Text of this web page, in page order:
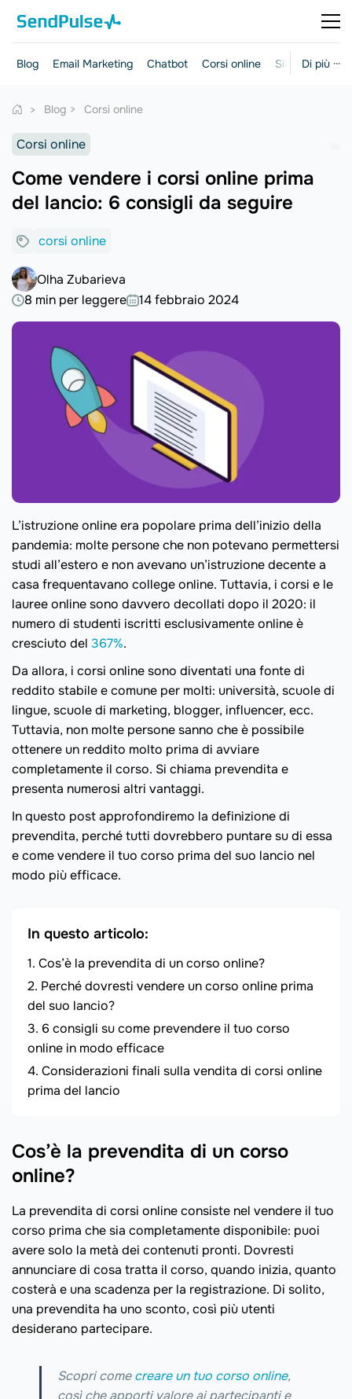
Di più ···
Blog Email Marketing Chatbot Corsi online Siti web
Blog Corsi online
Corsi online
Come vendere i corsi online prima
del lancio: 6 consigli da seguire
corsi online
Olha Zubarieva
8 min per leggere
14 febbraio 2024
L’istruzione online era popolare prima dell’inizio della
pandemia: molte persone che non potevano permettersi
studi all’estero e non avevano un’istruzione decente a
casa frequentavano college online. Tuttavia, i corsi e le
lauree online sono davvero decollati dopo il 2020: il
numero di studenti iscritti esclusivamente online è
cresciuto del 367%.
Da allora, i corsi online sono diventati una fonte di
reddito stabile e comune per molti: università, scuole di
lingue, scuole di marketing, blogger, influencer, ecc.
Tuttavia, non molte persone sanno che è possibile
ottenere un reddito molto prima di avviare
completamente il corso. Si chiama prevendita e
presenta numerosi altri vantaggi.
In questo post approfondiremo la definizione di
prevendita, perché tutti dovrebbero puntare su di essa
e come vendere il tuo corso prima del suo lancio nel
modo più efficace.
In questo articolo:
Cos’è la prevendita di un corso online?
Perché dovresti vendere un corso online prima
del suo lancio?
6 consigli su come prevendere il tuo corso
online in modo efficace
Considerazioni finali sulla vendita di corsi online
prima del lancio
Cos’è la prevendita di un corso
online?
La prevendita di corsi online consiste nel vendere il tuo
corso prima che sia completamente disponibile: puoi
avere solo la metà dei contenuti pronti. Dovresti
annunciare di cosa tratta il corso, quando inizia, quanto
costerà e una scadenza per la registrazione. Di solito,
una prevendita ha uno sconto, così più utenti
desiderano partecipare.
Scopri comecreare un tuo corso online,
così che apporti valore ai partecipanti e